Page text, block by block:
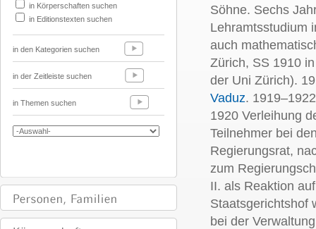
in Körperschaften suchen
in Editionstexten suchen
in den Kategorien suchen
in der Zeitleiste suchen
in Themen suchen
Söhne. Sechs
Lehramtsstudium
auch
Zürich, SS 1910
der Uni Zürich).
Vaduz.
1920 Verleihung
Teilnehmer bei
Regierungsrat,
zum
II. als Reaktion
Staatsgerichtshof
bei der